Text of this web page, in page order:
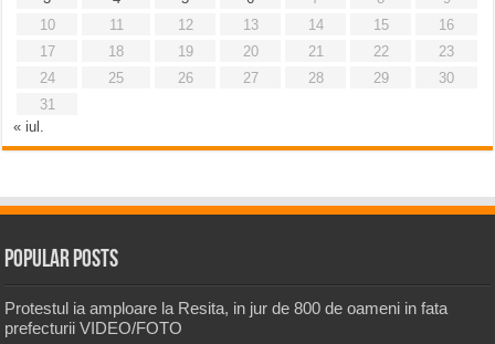
10
11 12 13 14 15
16
17
18 19 20 21 22
23
24
25 26 27 28 29
30
31
« iul.
Popular Posts
Protestul ia amploare la Resita, in jur de 800 de oameni in fata
prefecturii VIDEO/FOTO